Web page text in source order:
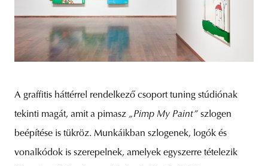
A graffitis háttérrel rendelkező csoport tuning stúdiónak
tekinti magát, amit a pimasz „Pimp My Paint” szlogen
beépítése is tükröz. Munkáikban szlogenek, logók és
vonalkódok is szerepelnek, amelyek egyszerre tételezik